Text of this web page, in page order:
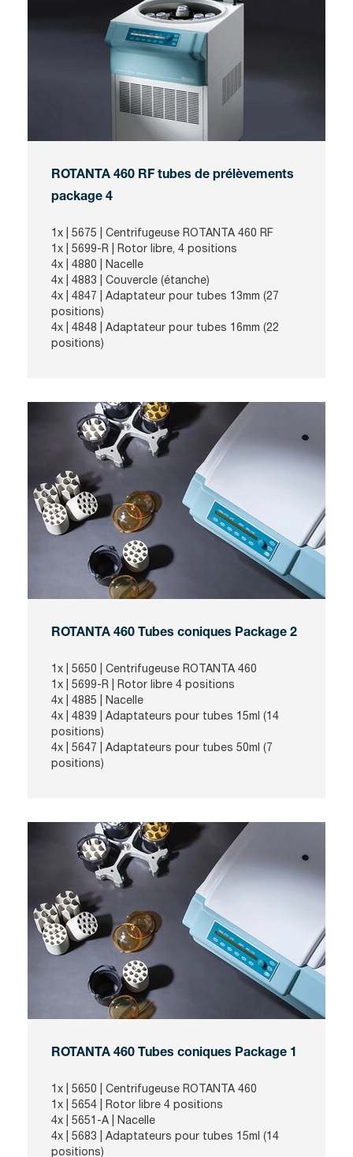
ROTANTA 460 RF tubes de prélèvements
package 4
1x | 5675
| Centrifugeuse ROTANTA 460 RF
1x | 5699-R | Rotor libre, 4 positions
4x | 4880
| Nacelle
4x | 4883 | Couvercle (étanche)
4x | 4847
| Adaptateur pour tubes 13mm (27
positions)
4x | 4848
| Adaptateur pour tubes 16mm (22
positions)
ROTANTA 460 Tubes coniques Package 2
1x | 5650
| Centrifugeuse ROTANTA 460
1x | 5699-R
| Rotor libre 4 positions
4x | 4885
| Nacelle
4x | 4839
| Adaptateurs pour tubes 15ml (14
positions)
4x | 5647
| Adaptateurs pour tubes 50ml (7
positions)
ROTANTA 460 Tubes coniques Package 1
1x | 5650
| Centrifugeuse ROTANTA 460
1x | 5654
| Rotor libre 4 positions
4x | 5651-A
| Nacelle
4x | 5683
| Adaptateurs pour tubes 15ml (14
positions)